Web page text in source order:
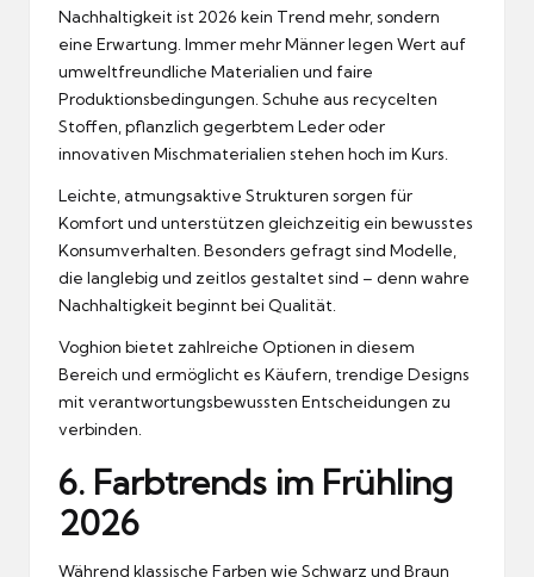
Nachhaltigkeit ist 2026 kein Trend mehr, sondern
eine Erwartung. Immer mehr Männer legen Wert auf
umweltfreundliche Materialien und faire
Produktionsbedingungen. Schuhe aus recycelten
Stoffen, pflanzlich gegerbtem Leder oder
innovativen Mischmaterialien stehen hoch im Kurs.
Leichte, atmungsaktive Strukturen sorgen für
Komfort und unterstützen gleichzeitig ein bewusstes
Konsumverhalten. Besonders gefragt sind Modelle,
die langlebig und zeitlos gestaltet sind – denn wahre
Nachhaltigkeit beginnt bei Qualität.
Voghion bietet zahlreiche Optionen in diesem
Bereich und ermöglicht es Käufern, trendige Designs
mit verantwortungsbewussten Entscheidungen zu
verbinden.
6. Farbtrends im Frühling
2026
Während klassische Farben wie Schwarz und Braun